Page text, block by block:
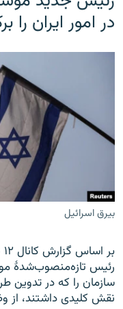
در امور ایران را
بیرق اسرائیل
رئیس تازه‌منصوب‌شدۀ
سازمان را که در تدوین
نقش کلیدی داشتند، از